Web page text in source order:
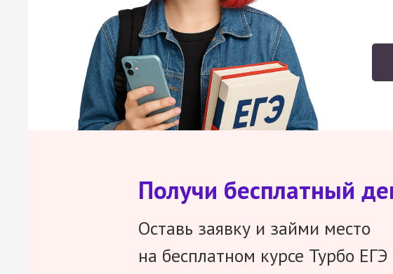
Получи бесплатный
Оставь заявку и займи место
на бесплатном курсе Турбо ЕГЭ